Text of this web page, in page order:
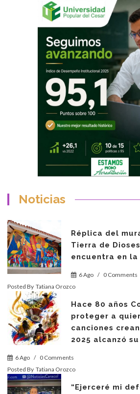
Noticias
Réplica del
Tierra de
encuentra en la
6 Ago / 0 Comments
Posted By Tatiana Orozco
Hace 80 años
proteger a
canciones
2025 alcanzó
6 Ago / 0 Comments
Posted By Tatiana Orozco
“Ejerceré mi